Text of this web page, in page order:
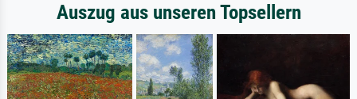
Auszug aus unseren Topsellern